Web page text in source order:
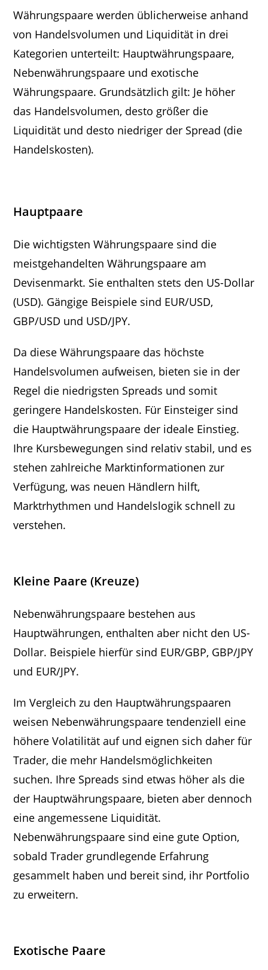
Währungspaare werden üblicherweise anhand
von Handelsvolumen und Liquidität in drei
Kategorien unterteilt: Hauptwährungspaare,
Nebenwährungspaare und exotische
Währungspaare. Grundsätzlich gilt: Je höher
das Handelsvolumen, desto größer die
Liquidität und desto niedriger der Spread (die
Handelskosten).
Hauptpaare
Die wichtigsten Währungspaare sind die
meistgehandelten Währungspaare am
Devisenmarkt. Sie enthalten stets den US-Dollar
(USD). Gängige Beispiele sind EUR/USD,
GBP/USD und USD/JPY.
Da diese Währungspaare das höchste
Handelsvolumen aufweisen, bieten sie in der
Regel die niedrigsten Spreads und somit
geringere Handelskosten. Für Einsteiger sind
die Hauptwährungspaare der ideale Einstieg.
Ihre Kursbewegungen sind relativ stabil, und es
stehen zahlreiche Marktinformationen zur
Verfügung, was neuen Händlern hilft,
Marktrhythmen und Handelslogik schnell zu
verstehen.
Kleine Paare (Kreuze)
Nebenwährungspaare bestehen aus
Hauptwährungen, enthalten aber nicht den US-
Dollar. Beispiele hierfür sind EUR/GBP, GBP/JPY
und EUR/JPY.
Im Vergleich zu den Hauptwährungspaaren
weisen Nebenwährungspaare tendenziell eine
höhere Volatilität auf und eignen sich daher für
Trader, die mehr Handelsmöglichkeiten
suchen. Ihre Spreads sind etwas höher als die
der Hauptwährungspaare, bieten aber dennoch
eine angemessene Liquidität.
Nebenwährungspaare sind eine gute Option,
sobald Trader grundlegende Erfahrung
gesammelt haben und bereit sind, ihr Portfolio
zu erweitern.
Exotische Paare